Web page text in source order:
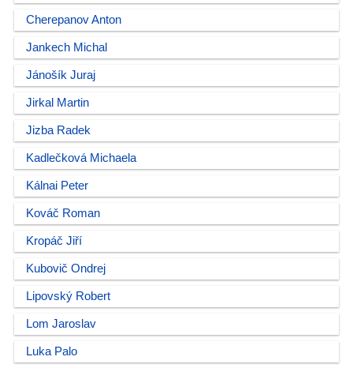
Cherepanov Anton
Jankech Michal
Jánošík Juraj
Jirkal Martin
Jizba Radek
Kadlečková Michaela
Kálnai Peter
Kováč Roman
Kropáč Jiří
Kubovič Ondrej
Lipovský Robert
Lom Jaroslav
Luka Palo